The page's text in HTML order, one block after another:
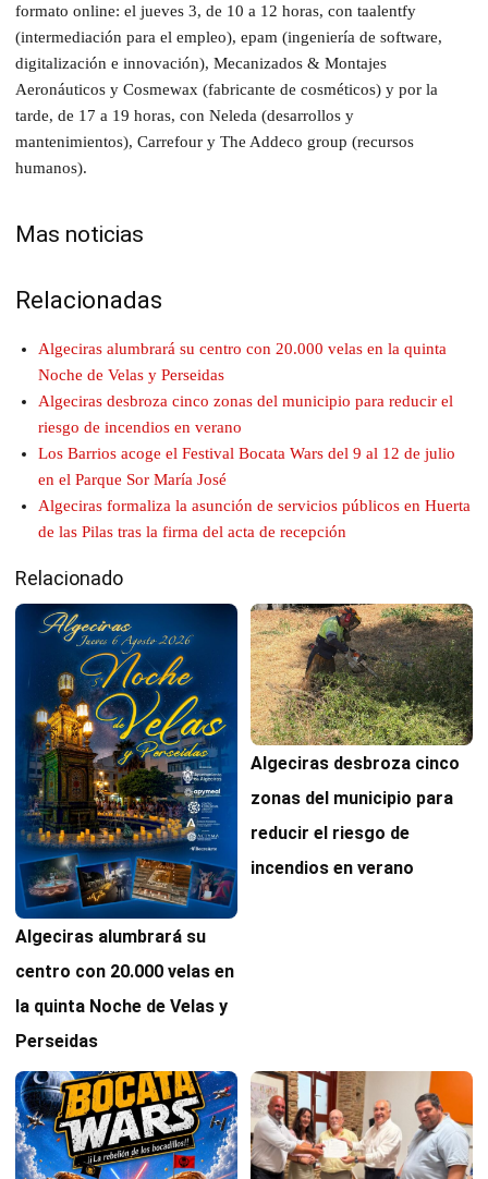
formato online: el jueves 3, de 10 a 12 horas, con taalentfy
(intermediación para el empleo), epam (ingeniería de software,
digitalización e innovación), Mecanizados & Montajes
Aeronáuticos y Cosmewax (fabricante de cosméticos) y por la
tarde, de 17 a 19 horas, con Neleda (desarrollos y
mantenimientos), Carrefour y The Addeco group (recursos
humanos).
Mas noticias
Relacionadas
Algeciras alumbrará su centro con 20.000 velas en la quinta
Noche de Velas y Perseidas
Algeciras desbroza cinco zonas del municipio para reducir el
riesgo de incendios en verano
Los Barrios acoge el Festival Bocata Wars del 9 al 12 de julio
en el Parque Sor María José
Algeciras formaliza la asunción de servicios públicos en Huerta
de las Pilas tras la firma del acta de recepción
Relacionado
Algeciras alumbrará su
centro con 20.000 velas en
la quinta Noche de Velas y
Perseidas
Algeciras desbroza cinco
zonas del municipio para
reducir el riesgo de
incendios en verano